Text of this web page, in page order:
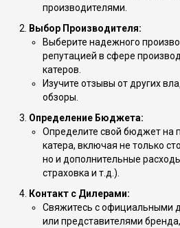
производителями.
Выбор Производителя:
Выберите надежного
репутацией в сфере
катеров.
Изучите отзывы от других
обзоры.
Определение Бюджета:
Определите свой бюджет на
катера, включая не только
но и дополнительные
страховка и т.д.).
Контакт с Дилерами:
Свяжитесь с официальными
или представителями